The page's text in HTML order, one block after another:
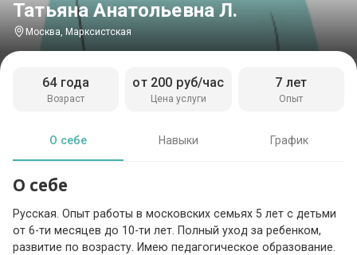
Татьяна Анатольевна Л.
Москва, Марксистская
Возраст
64 года
Цена услуги
от 200 руб/час
Опыт
7 лет
О себе Навыки График
О себе
Русская. Опыт работы в московских семьях 5 лет с детьми
от 6-ти месяцев до 10-ти лет. Полный уход за ребенком,
развитие по возрасту. Имею педагогическое образование.